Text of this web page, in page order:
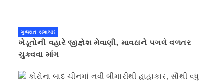
ગુજરાત સમાચાર
ખેડૂતોની વહારે જીજ્ઞેશ મેવાણી, માવઠાને પગલે વળતર
ચુકવવા માંગ